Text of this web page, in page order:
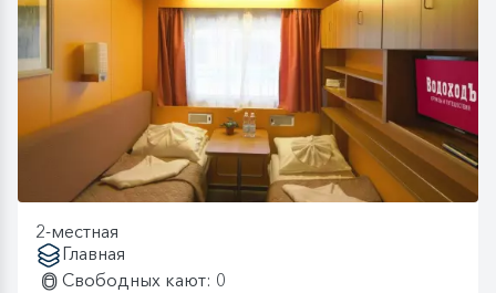
2-местная
Главная
Свободных кают: 0